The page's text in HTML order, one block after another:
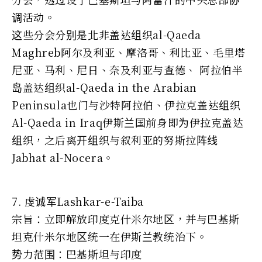
调活动。
这些分会分别是北非盖达组织al-Qaeda
Maghreb阿尔及利亚、摩洛哥、利比亚、毛里塔
尼亚、马利、尼日、奈及利亚与查德、 阿拉伯半
岛盖达组织al-Qaeda in the Arabian
Peninsula也门与沙特阿拉伯、伊拉克盖达组织
Al-Qaeda in Iraq伊斯兰国前身即为伊拉克盖达
组织，之后离开组织与叙利亚的努斯拉阵线
Jabhat al-Nocera。
7. 虔诚军Lashkar-e-Taiba
宗旨：立即解放印度克什米尔地区，并与巴基斯
坦克什米尔地区统一在伊斯兰教统治下。
势力范围：巴基斯坦与印度